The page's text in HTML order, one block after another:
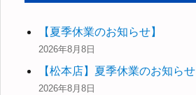
【夏季休業のお知らせ】
2026年8月8日
【松本店】夏季休業のお知らせ
2026年8月8日